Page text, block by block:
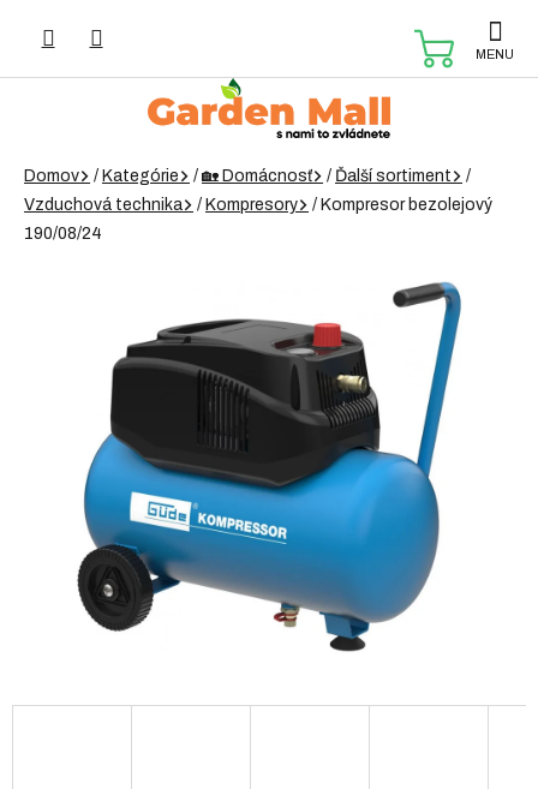
Domov / Kategórie / 🏡 Domácnosť / Ďalší sortiment
/
Vzduchová technika
/ Kompresory / Kompresor bezolejový
190/08/24